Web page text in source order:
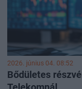
2026. június 04. 08:52
Bődületes